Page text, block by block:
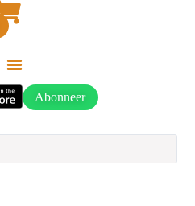
Abonneer